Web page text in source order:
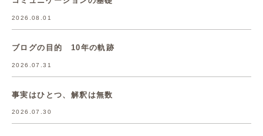
2026.08.01
ブログの目的 10年の軌跡
2026.07.31
事実はひとつ、解釈は無数
2026.07.30